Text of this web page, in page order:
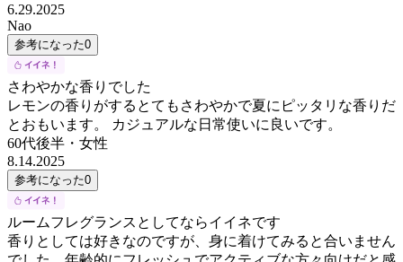
6.29.2025
Nao
参考になった0
さわやかな香りでした
レモンの香りがするとてもさわやかで夏にピッタリな香りだ
とおもいます。 カジュアルな日常使いに良いです。
60代後半 ・ 女性
8.14.2025
参考になった0
ルームフレグランスとしてならイイネです
香りとしては好きなのですが、身に着けてみると合いません